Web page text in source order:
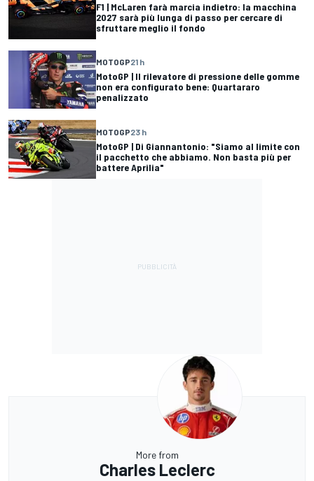
F1 | McLaren farà marcia indietro: la macchina
2027 sarà più lunga di passo per cercare di
sfruttare meglio il fondo
MOTOGP21 h
MotoGP | Il rilevatore di pressione delle gomme
non era configurato bene: Quartararo
penalizzato
MOTOGP23 h
MotoGP | Di Giannantonio: "Siamo al limite con
il pacchetto che abbiamo. Non basta più per
battere Aprilia"
More from
Charles Leclerc